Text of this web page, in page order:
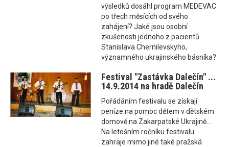
výsledků dosáhl program MEDEVAC
po třech měsících od svého
zahájení? Jaké jsou osobní
zkušenosti jednoho z pacientů
Stanislava Chernilevskyho,
významného ukrajinského básníka?
Festival "Zastávka Dalečín" ...
14.9.2014 na hradě Dalečín
Pořádáním festivalu se získají
peníze na pomoc dětem v dětském
domově na Zakarpatské Ukrajině...
Na letošním ročníku festivalu
zahraje mimo jiné také pražská